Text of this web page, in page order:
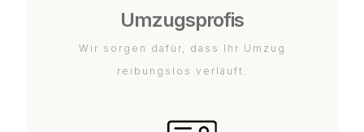
Umzugsprofis
Wir sorgen dafür, dass Ihr Umzug
reibungslos verläuft.